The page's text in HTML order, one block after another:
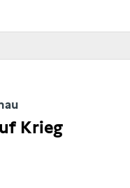
Krieg